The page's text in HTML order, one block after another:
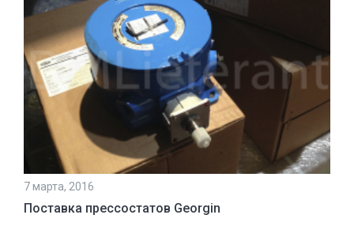
7 марта, 2016
Поставка прессостатов Georgin